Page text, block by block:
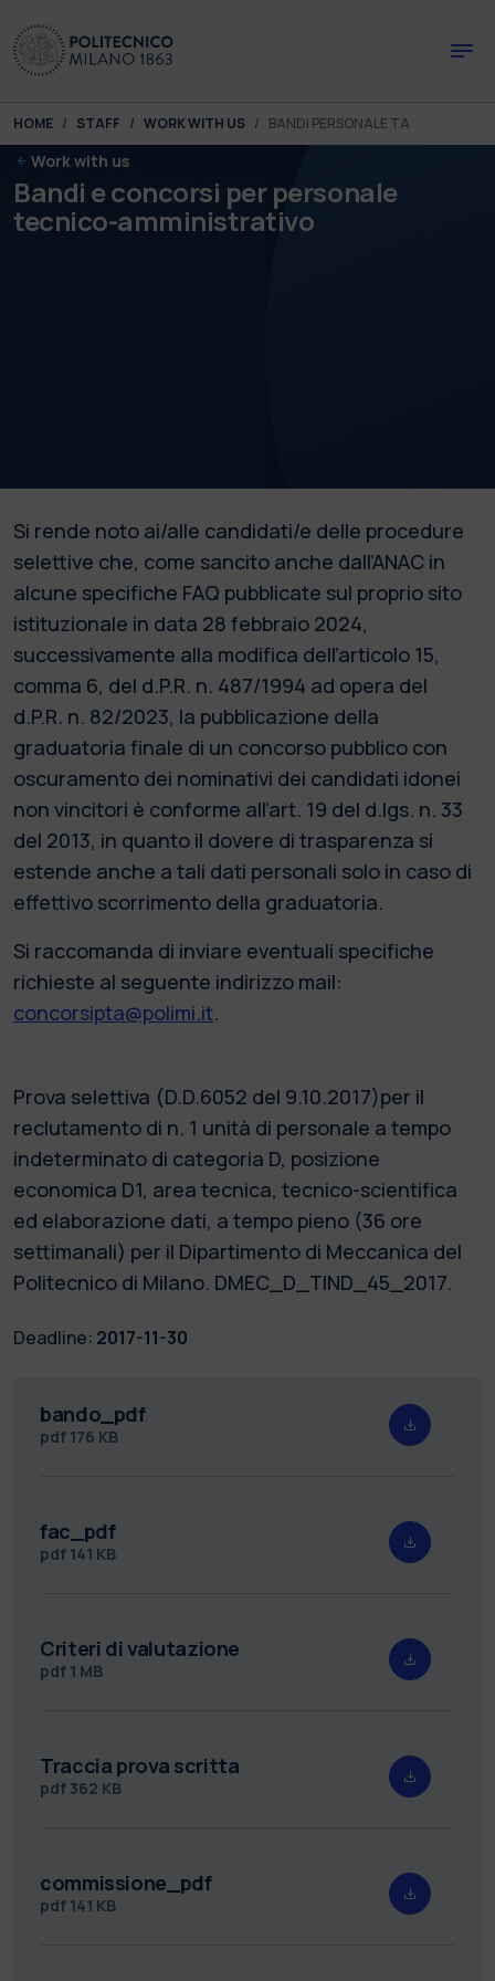
You are here:
HOME STAFF WORK WITH US BANDI PERSONALE TA
Work with us
Bandi e concorsi per personale
tecnico-amministrativo
Si rende noto ai/alle candidati/e delle procedure
selettive che, come sancito anche dall’ANAC in
alcune specifiche FAQ pubblicate sul proprio sito
istituzionale in data 28 febbraio 2024,
successivamente alla modifica dell’articolo 15,
comma 6, del d.P.R. n. 487/1994 ad opera del
d.P.R. n. 82/2023, la pubblicazione della
graduatoria finale di un concorso pubblico con
oscuramento dei nominativi dei candidati idonei
non vincitori è conforme all’art. 19 del d.lgs. n. 33
del 2013, in quanto il dovere di trasparenza si
estende anche a tali dati personali solo in caso di
effettivo scorrimento della graduatoria.
Si raccomanda di inviare eventuali specifiche
richieste al seguente indirizzo mail:
concorsipta@polimi.it.
Prova selettiva (D.D.6052 del 9.10.2017)per il
reclutamento di n. 1 unità di personale a tempo
indeterminato di categoria D, posizione
economica D1, area tecnica, tecnico-scientifica
ed elaborazione dati, a tempo pieno (36 ore
settimanali) per il Dipartimento di Meccanica del
Politecnico di Milano. DMEC_D_TIND_45_2017.
Deadline: 2017-11-30
bando_pdf
pdf 176 KB
fac_pdf
pdf 141 KB
Criteri di valutazione
pdf 1 MB
Traccia prova scritta
pdf 362 KB
commissione_pdf
pdf 141 KB